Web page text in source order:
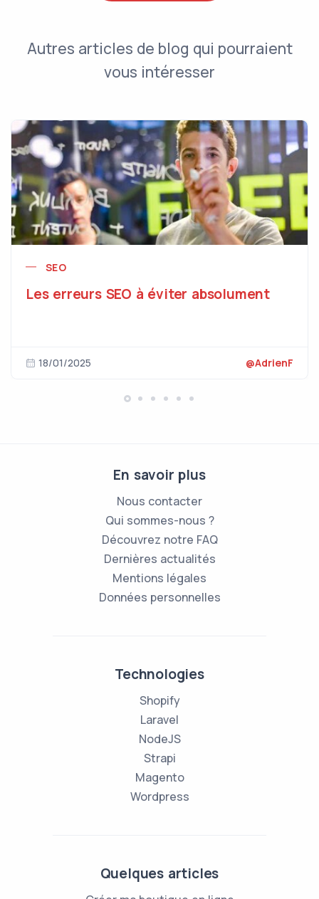
Autres articles de blog qui pourraient
vous intéresser
SEO
Les erreurs SEO à éviter absolument
18/01/2025 @AdrienF
En savoir plus
Nous contacter
Qui sommes-nous ?
Découvrez notre FAQ
Dernières actualités
Mentions légales
Données personnelles
Technologies
Shopify
Laravel
NodeJS
Strapi
Magento
Wordpress
Quelques articles